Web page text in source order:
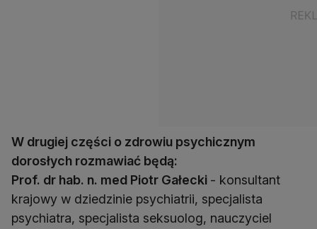
W drugiej części o zdrowiu psychicznym
dorosłych rozmawiać będą:
Prof. dr hab. n. med Piotr Gałecki - konsultant
krajowy w dziedzinie psychiatrii, specjalista
psychiatra, specjalista seksuolog, nauczyciel